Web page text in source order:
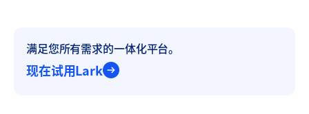
满足您所有需求的一体化平台。
现在试用Lark